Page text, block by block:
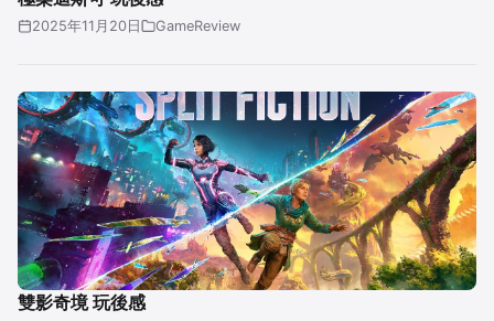
2025年11月20日 GameReview
雙影奇境 玩後感